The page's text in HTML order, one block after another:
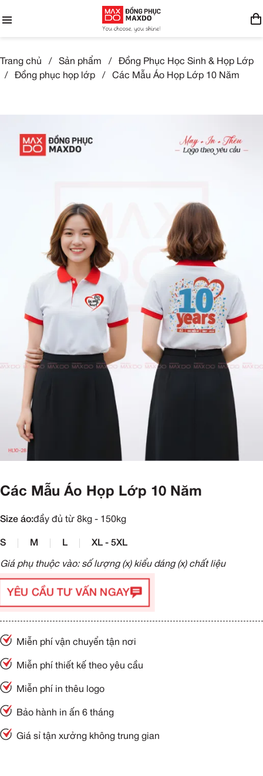
Trang chủ / Sản phẩm /
Đồng Phục Học Sinh & Họp Lớp
/
Đồng phục họp lớp / Các Mẫu Áo Họp Lớp 10 Năm
Các Mẫu Áo Họp Lớp 10 Năm
Size áo:đầy đủ từ 8kg - 150kg
S M L XL - 5XL
Giá phụ thuộc vào: số lượng (x) kiểu dáng (x) chất liệu
YÊU CẦU TƯ VẤN NGAY
Miễn phí vận chuyển tận nơi
Miễn phí thiết kế theo yêu cầu
Miễn phí in thêu logo
Bảo hành in ấn 6 tháng
Giá sỉ tận xưởng không trung gian